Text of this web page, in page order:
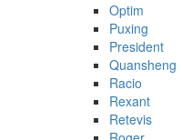
Optim
Puxing
President
Quansheng
Racio
Rexant
Retevis